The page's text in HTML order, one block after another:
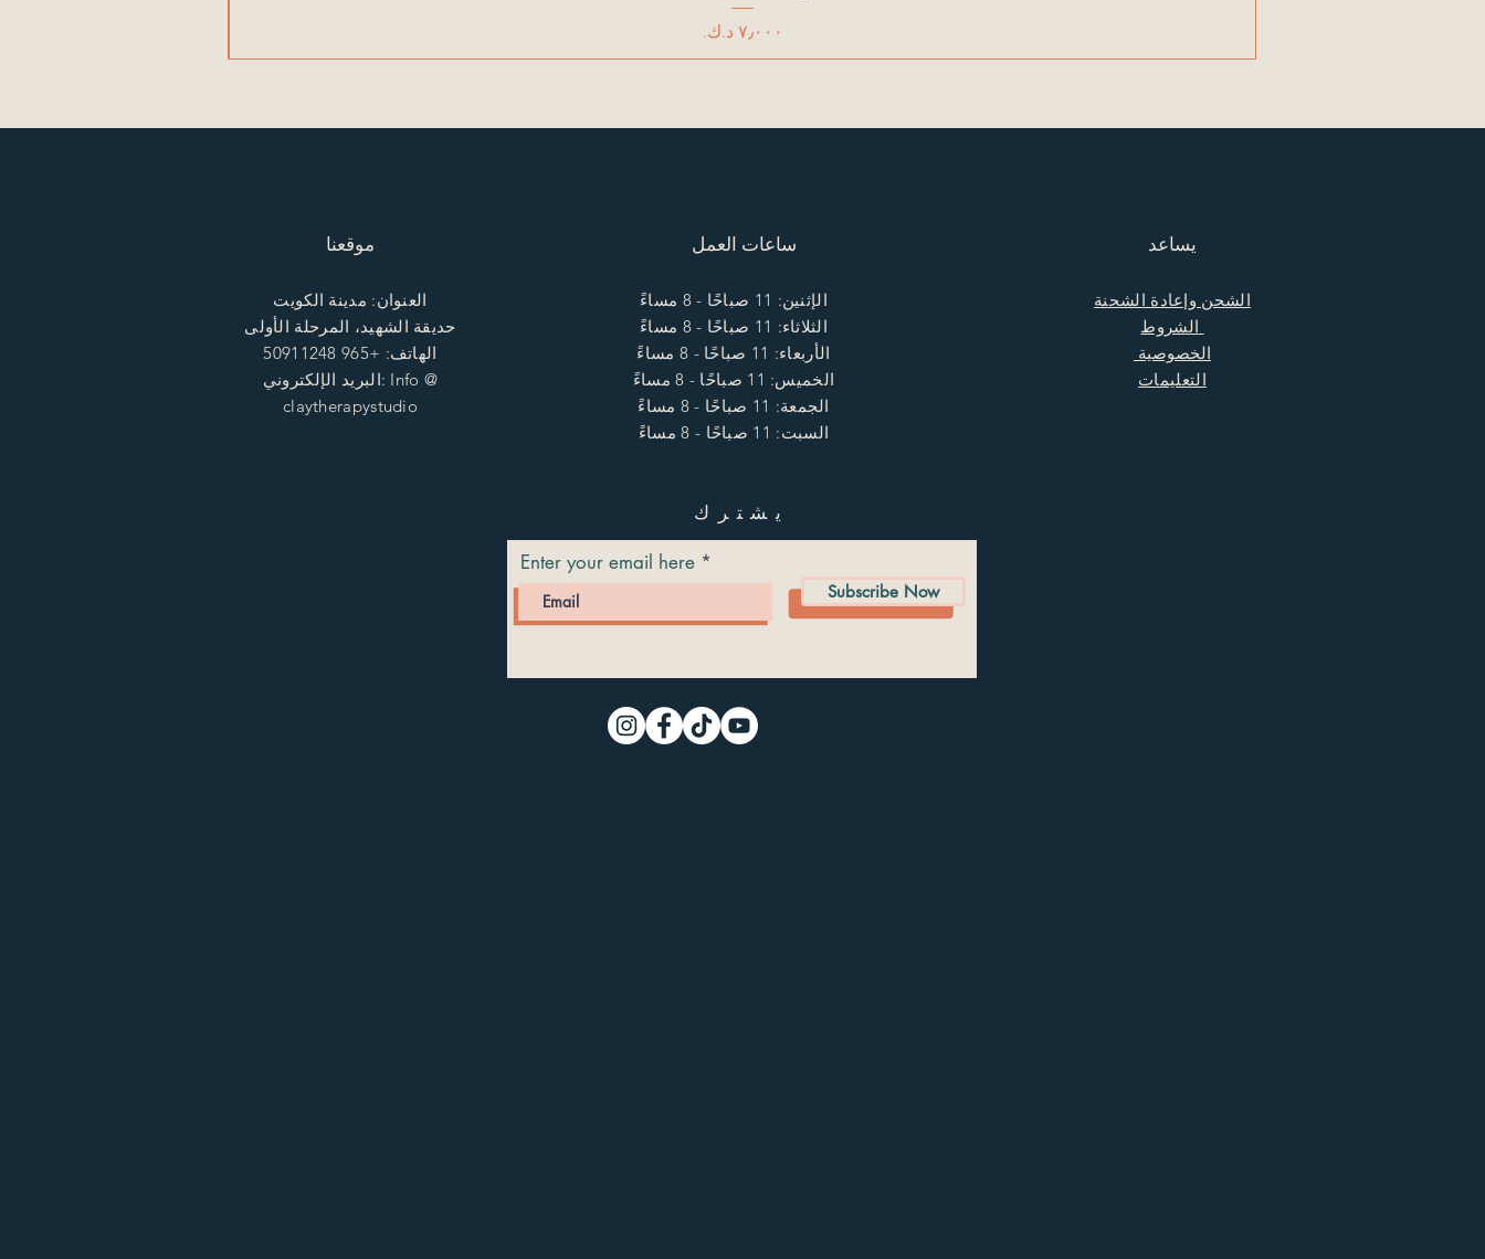
السعر
موقعنا
العنوان: مدينة الكويت
حديقة الشهيد، المرحلة الأولى
الهاتف: +965 50911248
البريد الإلكتروني: Info @
claytherapystudio
ساعات العمل
الإثنين: 11 صباحًا - 8 مساءً
الثلاثاء: 11 صباحًا - 8 مساءً
الأربعاء: 11 صباحًا - 8 مساءً
الخميس: 11 صباحًا - 8 مساءً
الجمعة: 11 صباحًا - 8 مساءً
السبت: 11 صباحًا - 8 مساءً
يساعد
الشحن وإعادة الشحنة
الخصوصية
التعليمات
يشترك
Enter your email here
Subscribe Now